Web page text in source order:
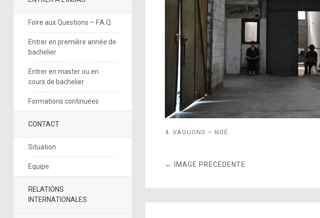
Foire aux Questions – F.A.Q.
Entrer en première année de
bachelier
Entrer en master ou en
cours de bachelier
Formations continuées
CONTACT
Situation
Equipe
RELATIONS
INTERNATIONALES
4. VAGUONS – NOÉ
← IMAGE PRÉCÉDENTE